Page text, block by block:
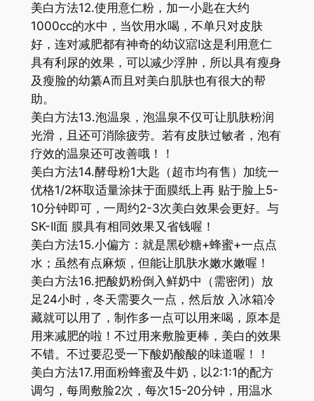
美白方法12.使用意仁粉，加一小匙在大约
1000cc的水中，当饮用水喝，不单只对皮肤
好，连对减肥都有神奇的幼议寣I这是利用意仁
具有利尿的效果，可以减少浮肿，所以具有瘦身
及瘦脸的幼纂A而且对美白肌肤也有很大的帮
助。
美白方法13.泡温泉，泡温泉不仅可让肌肤粉润
光滑，且还可消除疲劳。若有皮肤过敏者，泡有
疗效的温泉还可改善哦！！
美白方法14.酵母粉1大匙（超市均有售）加统一
优格1/2杯取适量涂抹于面膜纸上再 贴于脸上5-
10分钟即可，一周约2-3次美白效果会更好。与
SK-II面 膜具有相同效果又省钱喔！
美白方法15.小偏方：就是黑砂糖+蜂蜜+一点点
水；虽然有点麻烦，但能让肌肤水嫩水嫩喔！
美白方法16.把酸奶粉倒入鲜奶中（需密闭）放
足24小时，冬天需要久一点，然后放 入冰箱冷
藏就可以用了，制作多一点可以用来喝，原本是
用来减肥的啦！不过用来敷脸更棒，美白的效果
不错。不过要忍受一下酸奶酸酸的味道喔！！
美白方法17.用面粉蜂蜜及牛奶，以2:1:1的配方
调匀，每周敷脸2次，每次15-20分钟，用温水